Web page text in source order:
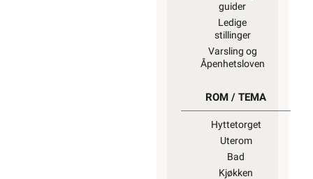
guider
Ledige
stillinger
Varsling og
Åpenhetsloven
ROM / TEMA
Hyttetorget
Uterom
Bad
Kjøkken